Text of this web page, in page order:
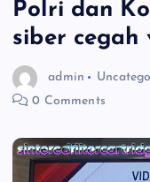
Polri dan
siber cegah
admin
0 Comments